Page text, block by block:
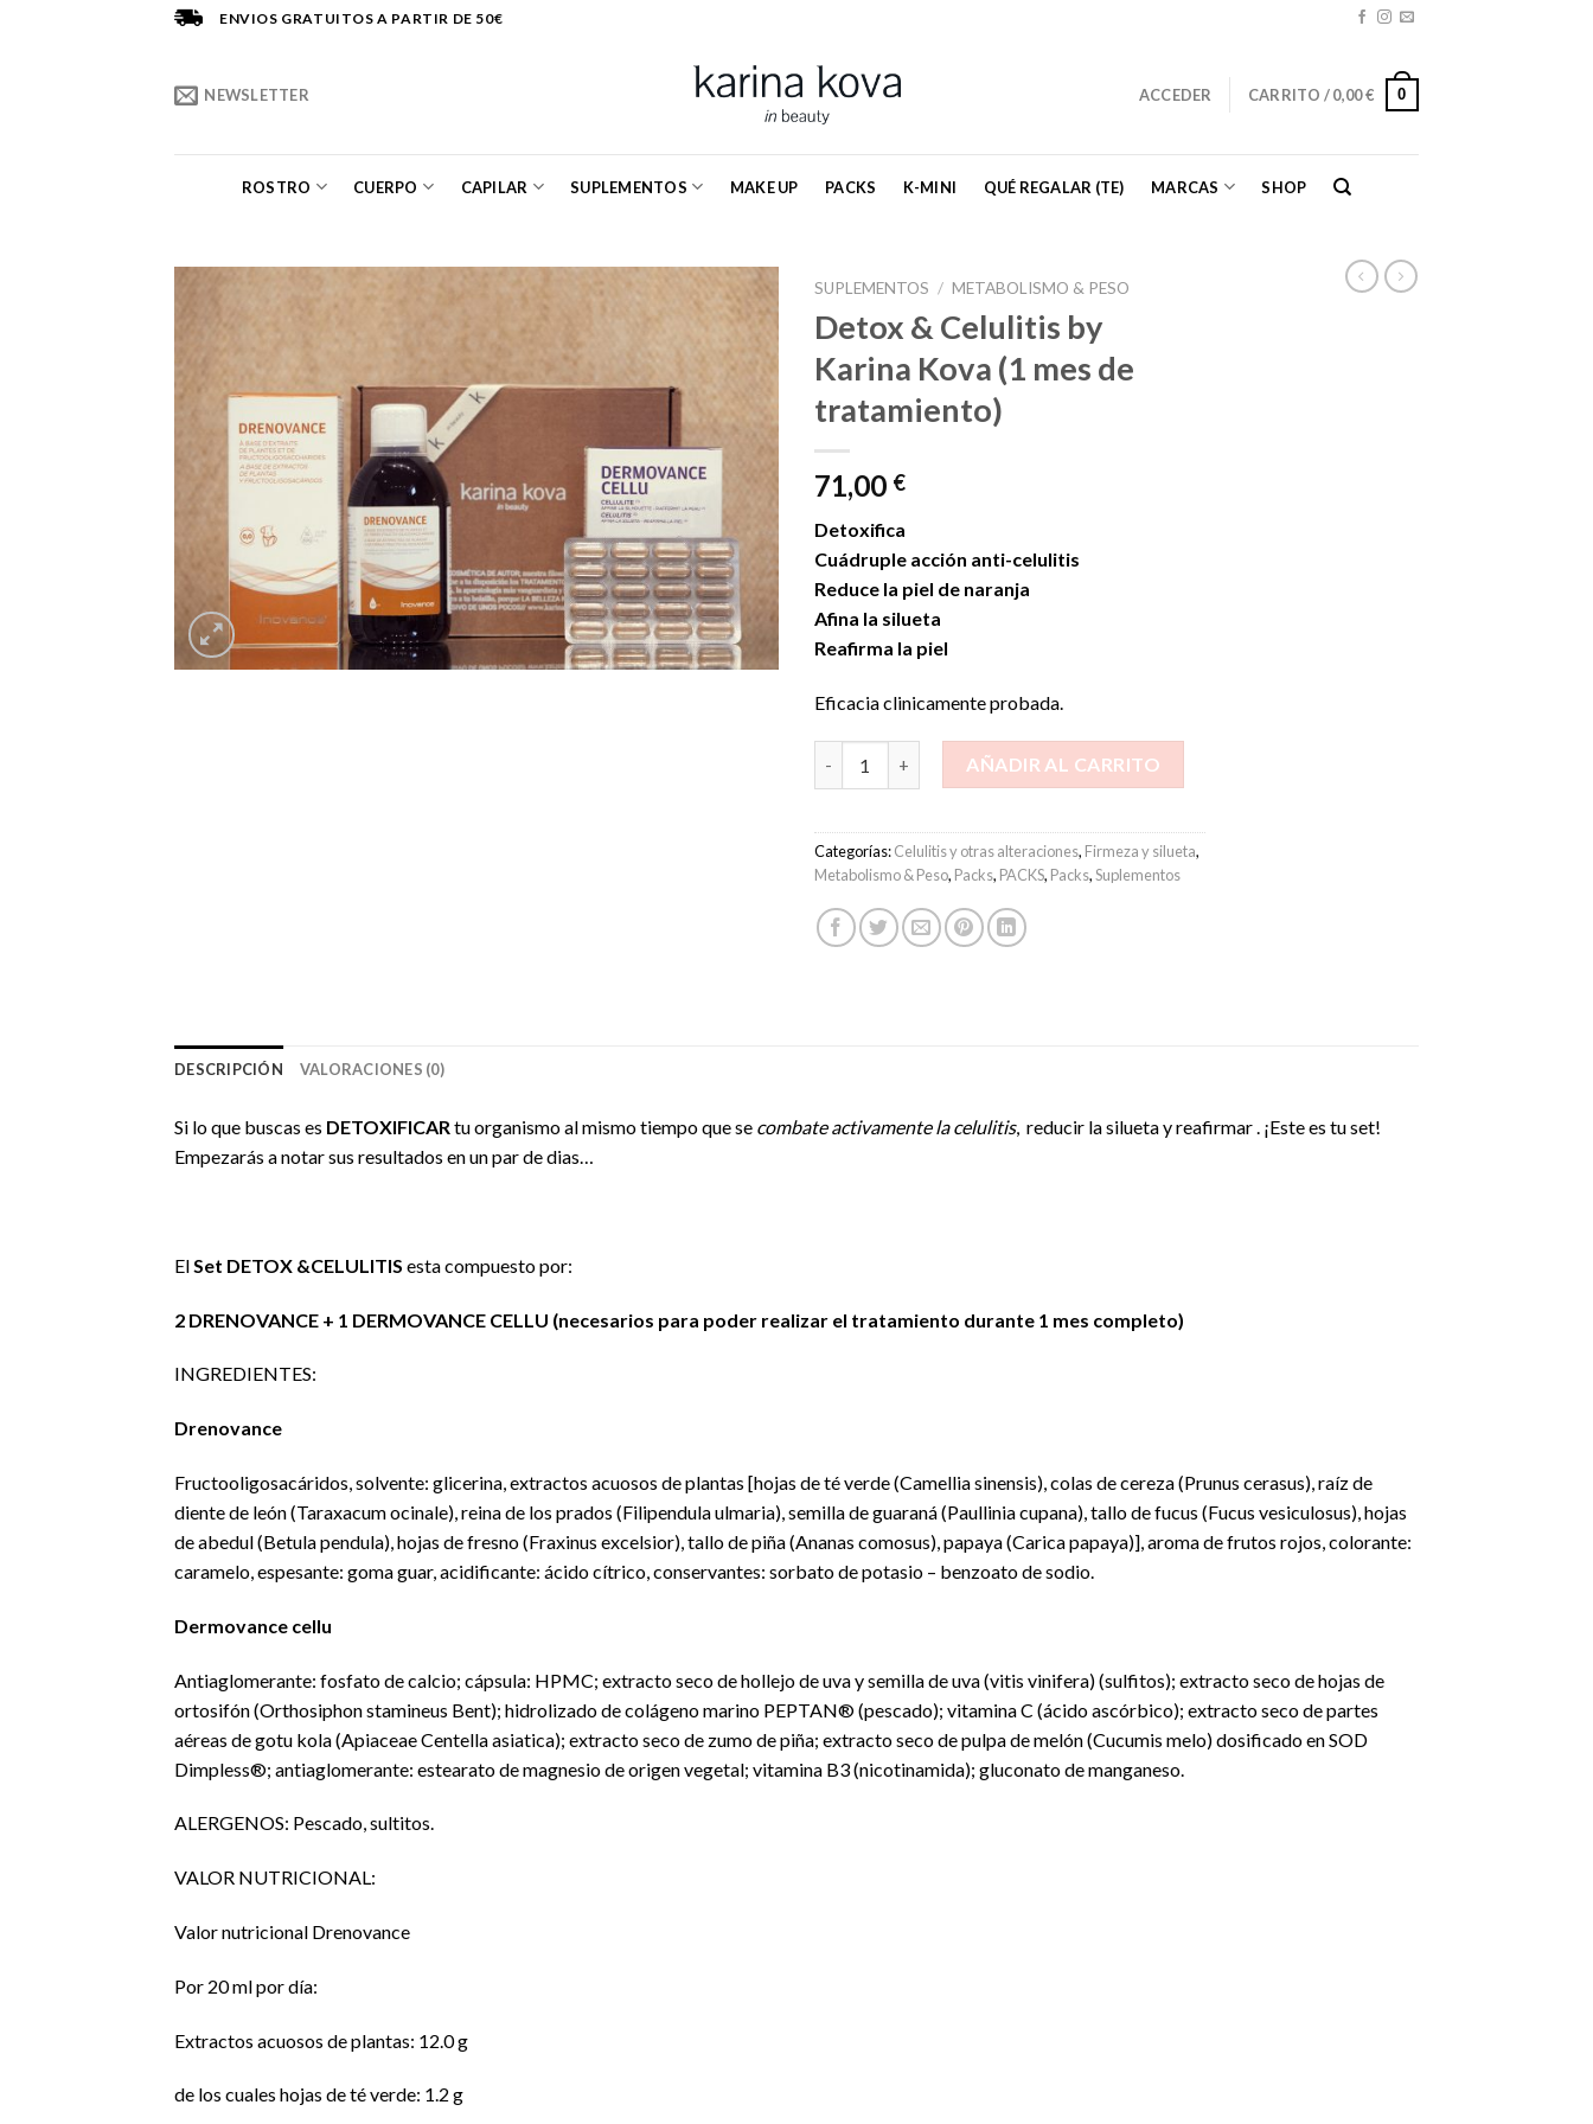
ENVIOS GRATUITOS A PARTIR DE 50€
NEWSLETTER ACCEDER CARRITO /0,00€ 0
ROSTRO CUERPO CAPILAR SUPLEMENTOS MAKE UP PACKS K-MINI QUÉ REGALAR (TE) MARCAS SHOP
SUPLEMENTOS / METABOLISMO & PESO
Detox & Celulitis by
Karina Kova (1 mes de
tratamiento)
71,00 €
Detoxifica
Cuádruple acción anti-celulitis
Reduce la piel de naranja
Afina la silueta
Reafirma la piel
Eficacia clinicamente probada.
Detox & Celulitis by Karina Kova (1 mes de tratamiento) cantidad
AÑADIR AL CARRITO
Categorías:Celulitis y otras alteraciones, Firmeza y silueta,
Metabolismo & Peso, Packs, PACKS, Packs,Suplementos
DESCRIPCIÓN VALORACIONES (0)
Si lo que buscas es DETOXIFICARtu organismo al mismo tiempo que se combate activamente la celulitis, reducir la silueta y reafirmar . ¡Este es tu set!
Empezarás a notar sus resultados en un par de dias…
ElSet DETOX &CELULITIS esta compuesto por:
2 DRENOVANCE + 1 DERMOVANCE CELLU (necesarios para poder realizar el tratamiento durante 1 mes completo)
INGREDIENTES:
Drenovance
Fructooligosacáridos, solvente: glicerina, extractos acuosos de plantas [hojas de té verde (Camellia sinensis), colas de cereza (Prunus cerasus), raíz de
diente de león (Taraxacum ocinale), reina de los prados (Filipendula ulmaria), semilla de guaraná (Paullinia cupana), tallo de fucus (Fucus vesiculosus), hojas
de abedul (Betula pendula), hojas de fresno (Fraxinus excelsior), tallo de piña (Ananas comosus), papaya (Carica papaya)], aroma de frutos rojos, colorante:
caramelo, espesante: goma guar, acidificante: ácido cítrico, conservantes: sorbato de potasio – benzoato de sodio.
Dermovance cellu
Antiaglomerante: fosfato de calcio; cápsula: HPMC; extracto seco de hollejo de uva y semilla de uva (vitis vinifera) (sulfitos); extracto seco de hojas de
ortosifón (Orthosiphon stamineus Bent); hidrolizado de colágeno marino PEPTAN® (pescado); vitamina C (ácido ascórbico); extracto seco de partes
aéreas de gotu kola (Apiaceae Centella asiatica); extracto seco de zumo de piña; extracto seco de pulpa de melón (Cucumis melo) dosificado en SOD
Dimpless®; antiaglomerante: estearato de magnesio de origen vegetal; vitamina B3 (nicotinamida); gluconato de manganeso.
ALERGENOS: Pescado, sultitos.
VALOR NUTRICIONAL:
Valor nutricional Drenovance
Por 20 ml por día:
Extractos acuosos de plantas: 12.0 g
de los cuales hojas de té verde: 1.2 g